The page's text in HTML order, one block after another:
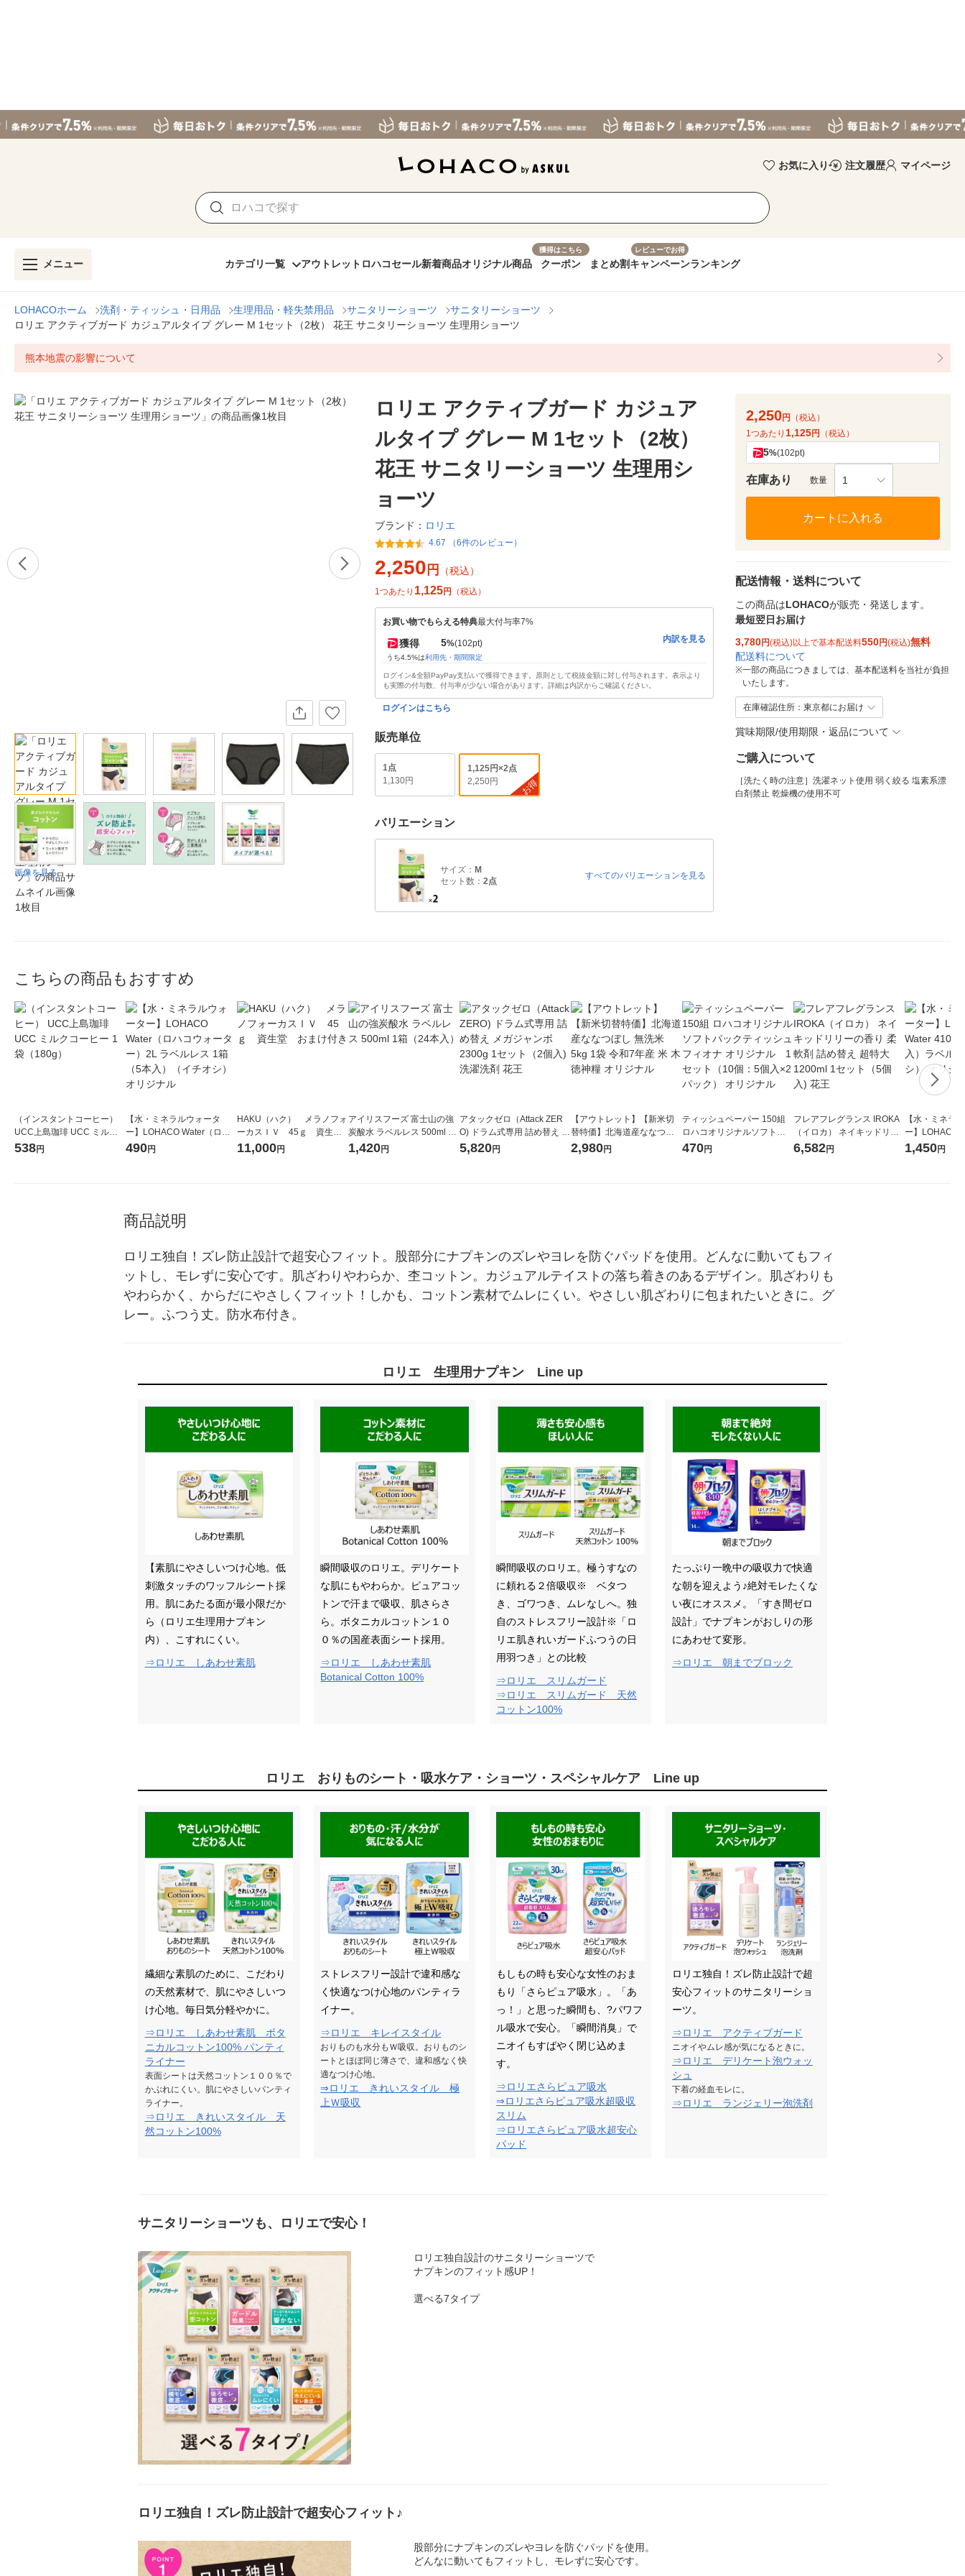
お気に入り 注文履歴 マイページ
メニュー カテゴリ一覧 アウトレット ロハコセール新着商品オリジナル商品
獲得はこちら
クーポン まとめ割
レビューでお得
キャンペーンランキング
LOHACOホーム 洗剤・ティッシュ・日用品 生理用品・軽失禁用品 サニタリーショーツ
サニタリーショーツ
ロリエ アクティブガード カジュアルタイプ グレー M 1セット（2枚） 花王 サニタリーショーツ 生理用ショーツ
熊本地震の影響について
画像を見る
ロリエ アクティブガード カジュア
ルタイプ グレー M 1セット（2枚）
花王 サニタリーショーツ 生理用シ
ョーツ
ブランド： ロリエ
4.67 （6件のレビュー）
2,250 円 （税込）
1つあたり 1,125円 （税込）
お買い物でもらえる特典最大付与率7%
獲得 5%(102pt)
うち4.5%は利用先・期間限定
内訳を見る
ログイン&全額PayPay支払いで獲得できます。原則として税抜金額に対し付与されます。表示より
も実際の付与数、付与率が少ない場合があります。詳細は内訳からご確認ください。
ログインはこちら
販売単位
1点
1,130円
1,125円×2点
2,250円
お得
バリエーション
サイズ： M
セット数： 2点
すべてのバリエーションを見る
2,250円
（税込）
1つあたり 1,125円 （税込）
5%(102pt)
在庫あり 数量 1
カートに入れる
配送情報・送料について
この商品はLOHACOが販売・発送します。
最短翌日お届け
3,780円(税込)以上で基本配送料550円(税込)無料
配送料について
※一部の商品につきましては、基本配送料を当社が負担
いたします。
在庫確認住所：東京都にお届け
賞味期限/使用期限・返品について
ご購入について
［洗たく時の注意］洗濯ネット使用 弱く絞る 塩素系漂
白剤禁止 乾燥機の使用不可
こちらの商品もおすすめ
（インスタントコーヒー）
UCC上島珈琲 UCC ミルク
コーヒー 1袋（180g）
538円
【水・ミネラルウォータ
ー】LOHACO Water（ロハ
コウォーター）2L ラベルレ
490円
HAKU（ハク） メラノフォ
ーカスＩＶ 45ｇ 資生
堂 おまけ付き
11,000円
アイリスフーズ 富士山の強
炭酸水 ラベルレス 500ml 1
箱（24本入）
1,420円
アタックゼロ（Attack ZER
O) ドラム式専用 詰め替え メ
ガジャンボ 2300g 1セット
5,820円
【アウトレット】【新米切
替特価】北海道産ななつぼ
し 無洗米 5kg 1袋 令和7年産
2,980円
ティッシュペーパー 150組
ロハコオリジナルソフトパ
ックティッシュ フィオナ オ
470円
フレアフレグランス IROKA
（イロカ） ネイキッドリリ
ーの香り 柔軟剤 詰め替え 超
6,582円
【水・ミネラ
ー】LOHACO
1箱（20本入
1,450円
商品説明
ロリエ独自！ズレ防止設計で超安心フィット。股部分にナプキンのズレやヨレを防ぐパッドを使用。どんなに動いてもフィ
ットし、モレずに安心です。肌ざわりやわらか、杢コットン。カジュアルテイストの落ち着きのあるデザイン。肌ざわりも
やわらかく、からだにやさしくフィット！しかも、コットン素材でムレにくい。やさしい肌ざわりに包まれたいときに。グ
レー。ふつう丈。防水布付き。
ロリエ 生理用ナプキン Line up
【素肌にやさしいつけ心地。低
刺激タッチのワッフルシート採
用。肌にあたる面が最小限だか
ら（ロリエ生理用ナプキン
内）、こすれにくい。
⇒ロリエ しあわせ素肌
瞬間吸収のロリエ。デリケート
な肌にもやわらか。ピュアコッ
トンで汗まで吸収、肌さらさ
ら。ボタニカルコットン１０
０％の国産表面シート採用。
⇒ロリエ しあわせ素肌
Botanical Cotton 100%
瞬間吸収のロリエ。極うすなの
に頼れる２倍吸収※ ベタつ
き、ゴワつき、ムレなしへ。独
自のストレスフリー設計※「ロ
リエ肌きれいガードふつうの日
用羽つき」との比較
⇒ロリエ スリムガード
⇒ロリエ スリムガード 天然
コットン100%
たっぷり一晩中の吸収力で快適
な朝を迎えよう♪絶対モレたくな
い夜にオススメ。「すき間ゼロ
設計」でナプキンがおしりの形
にあわせて変形。
⇒ロリエ 朝までブロック
ロリエ おりものシート・吸水ケア・ショーツ・スペシャルケア Line up
繊細な素肌のために、こだわり
の天然素材で、肌にやさしいつ
け心地。毎日気分軽やかに。
⇒ロリエ しあわせ素肌 ボタ
ニカルコットン100% パンティ
ライナー
表面シートは天然コットン１００％で
かぶれにくい。肌にやさしいパンティ
ライナー。
⇒ロリエ きれいスタイル 天
然コットン100%
ストレスフリー設計で違和感な
く快適なつけ心地のパンティラ
イナー。
⇒ロリエ キレイスタイル
おりものも水分もＷ吸収。おりものシ
ートとほぼ同じ薄さで、違和感なく快
適なつけ心地。
⇒ロリエ きれいスタイル 極
上Ｗ吸収
もしもの時も安心な女性のおま
もり「さらピュア吸水」。「あ
っ！」と思った瞬間も、?パワフ
ル吸水で安心。「瞬間消臭」で
ニオイもすばやく閉じ込めま
す。
⇒ロリエさらピュア吸水
⇒ロリエさらピュア吸水超吸収
スリム
⇒ロリエさらピュア吸水超安心
パッド
ロリエ独自！ズレ防止設計で超
安心フィットのサニタリーショ
ーツ。
⇒ロリエ アクティブガード
ニオイやムレ感が気になるときに。
⇒ロリエ デリケート泡ウォッ
シュ
下着の経血モレに。
⇒ロリエ ランジェリー泡洗剤
サニタリーショーツも、ロリエで安心！
ロリエ独自設計のサニタリーショーツで
ナプキンのフィット感UP！
選べる7タイプ
ロリエ独自！ズレ防止設計で超安心フィット♪
股部分にナプキンのズレやヨレを防ぐパッドを使用。
どんなに動いてもフィットし、モレずに安心です。